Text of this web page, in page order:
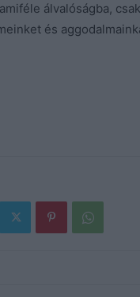
álvalóságba,
és